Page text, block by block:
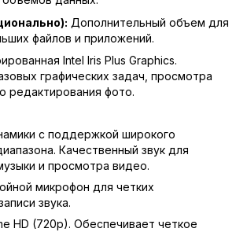
Дополнительный объем для
файлов и приложений.
Intel Iris Plus Graphics.
графических задач, просмотра
редактирования фото.
с поддержкой широкого
Качественный звук для
и просмотра видео.
микрофон для четких
звука.
HD (720p). Обеспечивает четкое